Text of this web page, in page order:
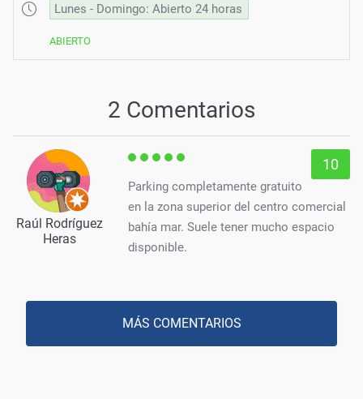
Lunes - Domingo: Abierto 24 horas
ABIERTO
2 Comentarios
Raúl Rodríguez
Heras
10
Parking completamente gratuito
en la zona superior del centro comercial
bahía mar. Suele tener mucho espacio
disponible.
MÁS COMENTARIOS